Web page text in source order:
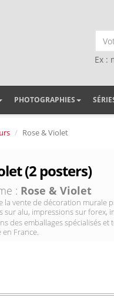
Ex :
PHOTOGRAPHIES
Rose & Violet
(2 posters)
: Rose & Violet
la vente de décoration murale
alu, impressions sur forex,
des emballages spécialisés
France.